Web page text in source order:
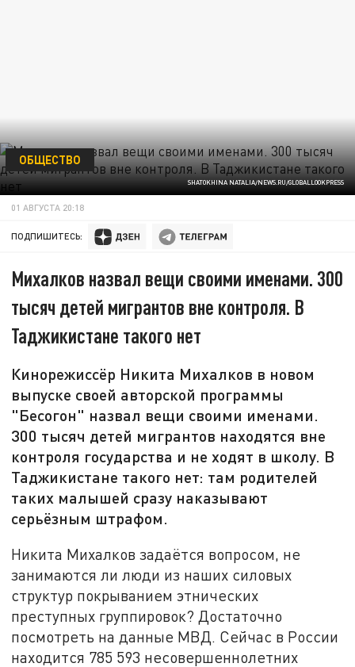
SHATOKHINA NATALIA/NEWS.RU/GLOBALLOOKPRESS
ОБЩЕСТВО
01 АВГУСТА 20:18
ПОДПИШИТЕСЬ:
Михалков назвал вещи своими именами. 300
тысяч детей мигрантов вне контроля. В
Таджикистане такого нет
Кинорежиссёр Никита Михалков в новом
выпуске своей авторской программы
"Бесогон" назвал вещи своими именами.
300 тысяч детей мигрантов находятся вне
контроля государства и не ходят в школу. В
Таджикистане такого нет: там родителей
таких малышей сразу наказывают
серьёзным штрафом.
Никита Михалков задаётся вопросом, не
занимаются ли люди из наших силовых
структур покрыванием этнических
преступных группировок? Достаточно
посмотреть на данные МВД. Сейчас в России
находится 785 593 несовершеннолетних